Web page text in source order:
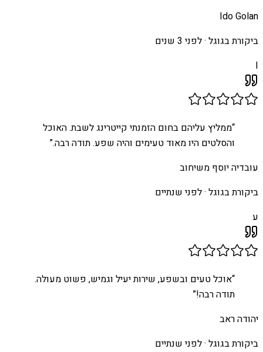
Ido Golan
ביקורת בגוגל ·לפני 3 שנים
I
“ממליץ עליהם בחום הזמנתי קייטרינג לשבת. האוכל
והסלטים היו מאוד טעימים והיה שפע. תודה רבה.”
עובדיה יוסף משיחוב
ביקורת בגוגל ·לפני שנתיים
ע
“אוכל טעים ובשפע, שירות יעיל וגמיש, פשוט מעולה.
תודה רבה!”
יהודה ראב
ביקורת בגוגל ·לפני שנתיים